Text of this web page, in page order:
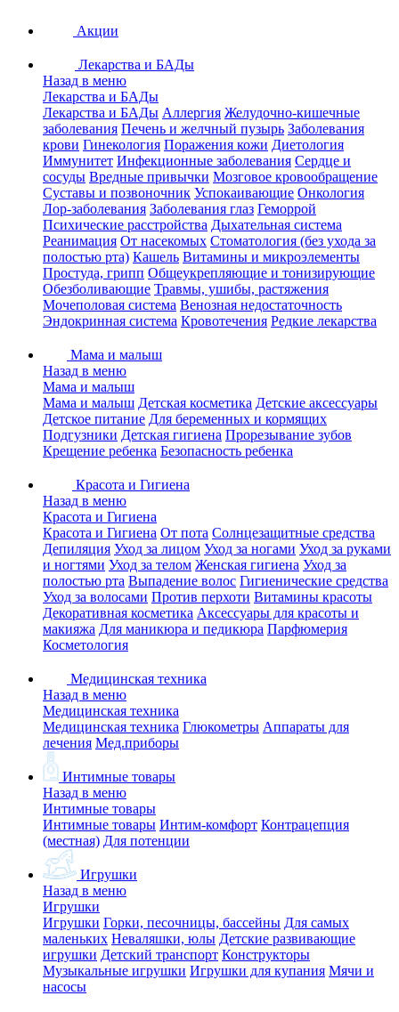
Акции
Лекарства и БАДы
Назад в меню
Лекарства и БАДы
Лекарства и БАДы Аллергия Желудочно-кишечные
заболевания Печень и желчный пузырь Заболевания
крови Гинекология Поражения кожи Диетология
Иммунитет Инфекционные заболевания Сердце и
сосуды Вредные привычки Мозговое кровообращение
Суставы и позвоночник Успокаивающие Онкология
Лор-заболевания Заболевания глаз Геморрой
Психические расстройства Дыхательная система
Реанимация От насекомых Стоматология (без ухода за
полостью рта) Кашель Витамины и микроэлементы
Простуда, грипп Общеукрепляющие и тонизирующие
Обезболивающие Травмы, ушибы, растяжения
Мочеполовая система Венозная недостаточность
Эндокринная система Кровотечения Редкие лекарства
Мама и малыш
Назад в меню
Мама и малыш
Мама и малыш Детская косметика Детские аксессуары
Детское питание Для беременных и кормящих
Подгузники Детская гигиена Прорезывание зубов
Крещение ребенка Безопасность ребенка
Красота и Гигиена
Назад в меню
Красота и Гигиена
Красота и Гигиена От пота Солнцезащитные средства
Депиляция Уход за лицом Уход за ногами Уход за руками
и ногтями Уход за телом Женская гигиена Уход за
полостью рта Выпадение волос Гигиенические средства
Уход за волосами Против перхоти Витамины красоты
Декоративная косметика Аксессуары для красоты и
макияжа Для маникюра и педикюра Парфюмерия
Косметология
Медицинская техника
Назад в меню
Медицинская техника
Медицинская техника Глюкометры Аппараты для
лечения Мед.приборы
Интимные товары
Назад в меню
Интимные товары
Интимные товары Интим-комфорт Контрацепция
(местная) Для потенции
Игрушки
Назад в меню
Игрушки
Игрушки Горки, песочницы, бассейны Для самых
маленьких Неваляшки, юлы Детские развивающие
игрушки Детский транспорт Конструкторы
Музыкальные игрушки Игрушки для купания Мячи и
насосы